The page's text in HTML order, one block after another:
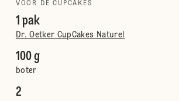
VOOR DE CUPCAKES
1 pak
Dr. Oetker CupCakes Naturel
100 g
boter
2